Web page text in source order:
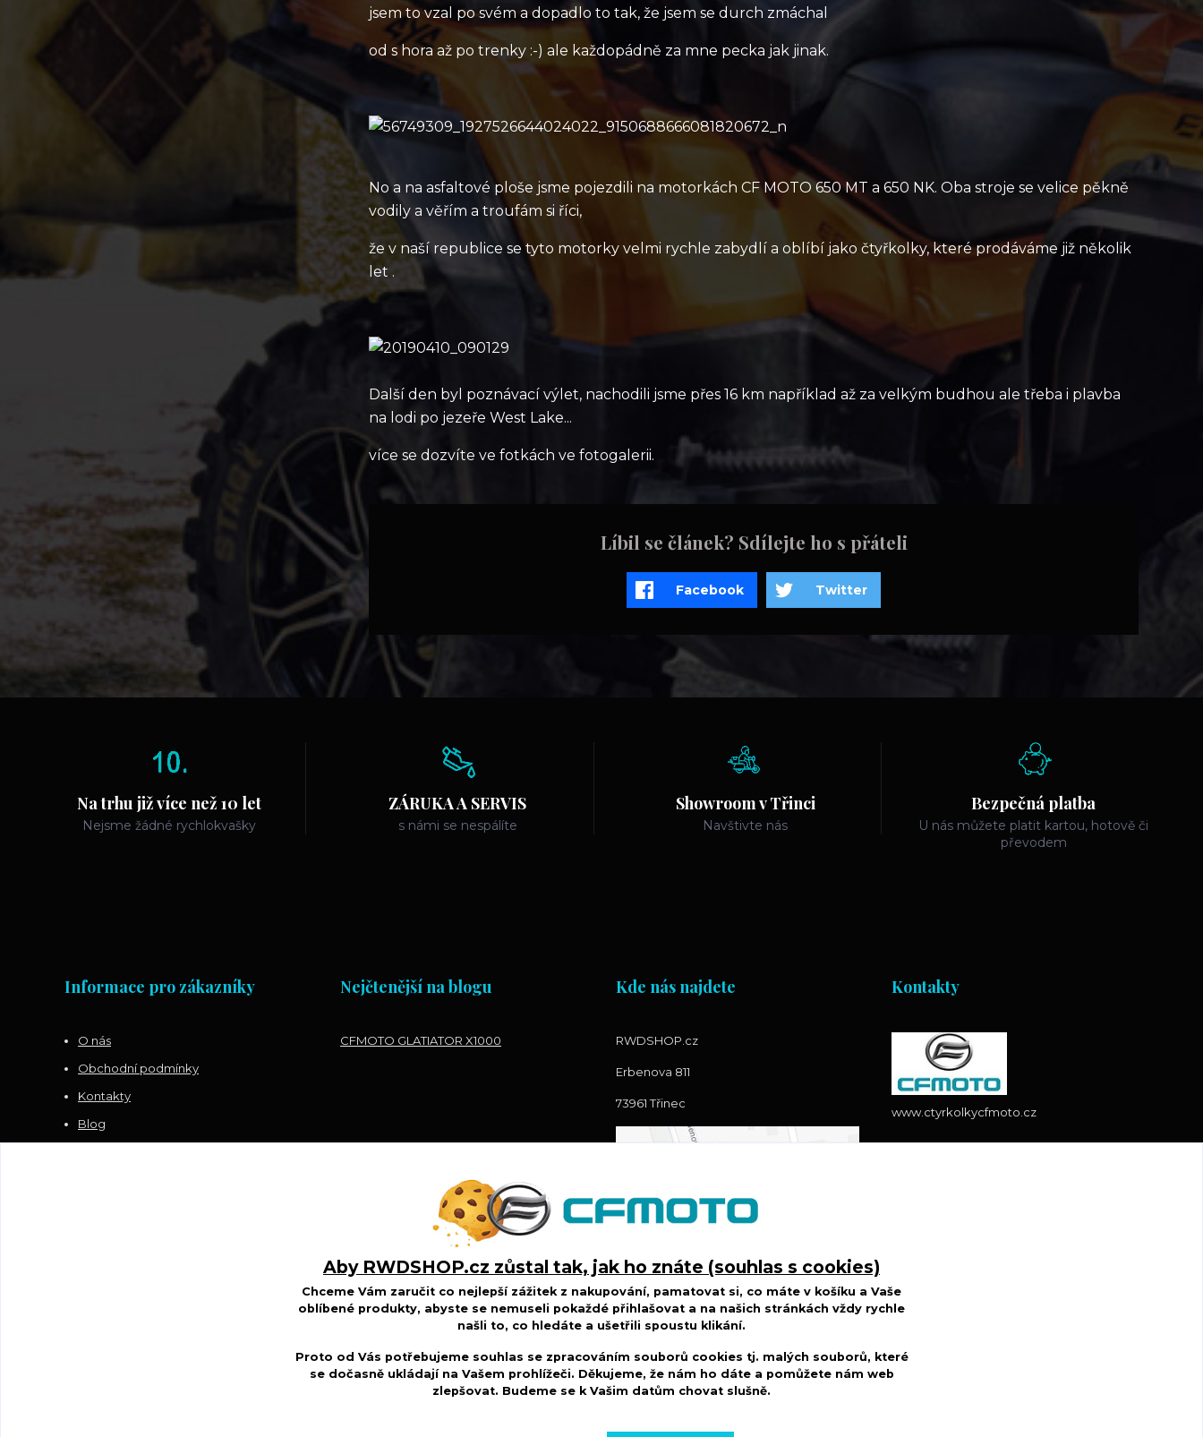
jsem to vzal po svém a dopadlo to tak, že jsem se durch zmáchal
od s hora až po trenky :-) ale každopádně za mne pecka jak jinak.
No a na asfaltové ploše jsme pojezdili na motorkách CF MOTO 650 MT a 650 NK. Oba stroje se velice pěkně
vodily a věřím a troufám si říci,
že v naší republice se tyto motorky velmi rychle zabydlí a oblíbí jako čtyřkolky, které prodáváme již několik
let .
Další den byl poznávací výlet, nachodili jsme přes 16 km například až za velkým budhou ale třeba i plavba
na lodi po jezeře West Lake...
více se dozvíte ve fotkách ve fotogalerii.
Líbil se článek? Sdílejte ho s přáteli
Facebook Twitter
Na trhu již více než 10 let
Nejsme žádné rychlokvašky
ZÁRUKA A SERVIS
s námi se nespálíte
Showroom v Třinci
Navštivte nás
Bezpečná platba
U nás můžete platit kartou, hotově či
převodem
Informace pro zákazníky
O nás
Obchodní podmínky
Kontakty
Blog
Nejčtenější na blogu
CFMOTO GLATIATOR X1000
Kde nás najdete
RWDSHOP.cz
Erbenova 811
73961 Třinec
Kontakty
www.ctyrkolkycfmoto.cz
Aby RWDSHOP.cz zůstal tak, jak ho znáte (souhlas s cookies)
Chceme Vám zaručit co nejlepší zážitek z nakupování, pamatovat si, co máte v košíku a Vaše
oblíbené produkty, abyste se nemuseli pokaždé přihlašovat a na našich stránkách vždy rychle
našli to, co hledáte a ušetřili spoustu klikání.
Proto od Vás potřebujeme souhlas se zpracováním souborů cookies tj. malých souborů, které
se dočasně ukládají na Vašem prohlížeči. Děkujeme, že nám ho dáte a pomůžete nám web
zlepšovat. Budeme se k Vašim datům chovat slušně.